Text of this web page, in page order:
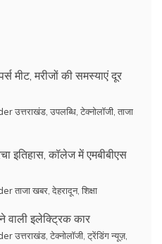
मीट, मरीजों की समस्याएं दूर
उत्तराखंड, उपलब्धि, टेक्नोलॉजी, ताजा
इतिहास, कॉलेज में एमबीबीएस
ताजा खबर, देहरादून, शिक्षा
वाली इलेक्ट्रिक कार
उत्तराखंड, टेक्नोलॉजी, ट्रेंडिंग न्यूज़,